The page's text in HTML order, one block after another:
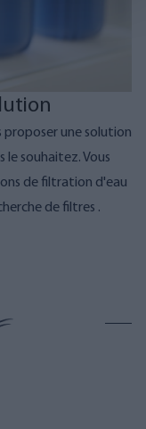
proposer une solution
le souhaitez. Vous
de filtration d'eau
de filtres .